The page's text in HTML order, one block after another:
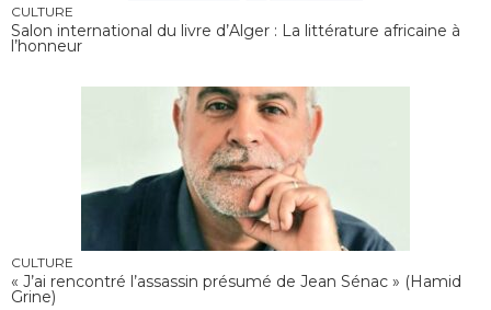
CULTURE
Salon international du livre d’Alger : La littérature africaine à
l’honneur
CULTURE
« J’ai rencontré l’assassin présumé de Jean Sénac » (Hamid
Grine)